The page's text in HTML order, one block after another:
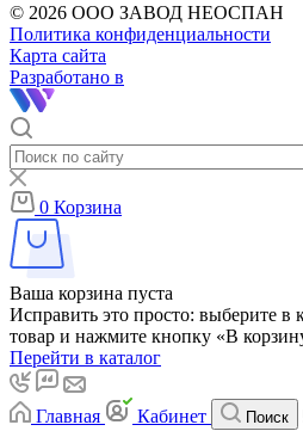
© 2026 ООО ЗАВОД НЕОСПАН
Политика конфиденциальности
Карта сайта
Разработано в
0 Корзина
Ваша корзина пуста
Исправить это просто: выберите в
товар и нажмите кнопку «В
Перейти в каталог
Главная Кабинет Поиск